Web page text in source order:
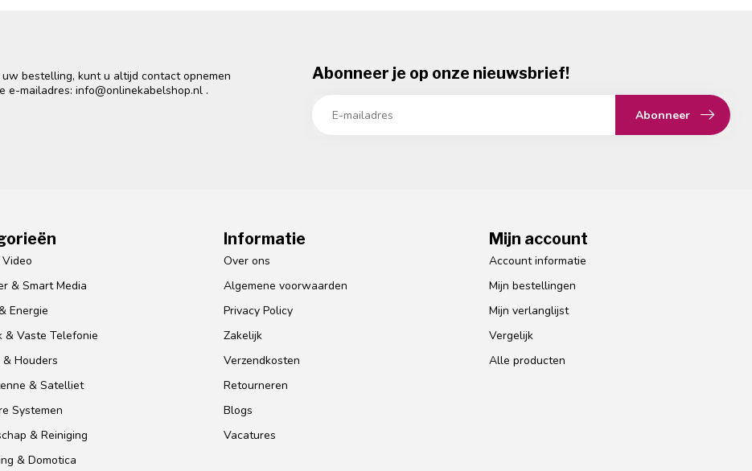
bestelling, kunt u altijd contact opnemen
e-mailadres: info@onlinekabelshop.nl .
Abonneer je op onze nieuwsbrief!
Abonneer
& Smart Media
Energie
& Vaste Telefonie
Houders
& Satelliet
Systemen
& Reiniging
& Domotica
Informatie
Over ons
Algemene voorwaarden
Privacy Policy
Zakelijk
Verzendkosten
Retourneren
Blogs
Vacatures
Mijn account
Account informatie
Mijn bestellingen
Mijn verlanglijst
Vergelijk
Alle producten